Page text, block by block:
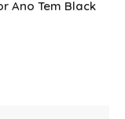
Ano Tem Black